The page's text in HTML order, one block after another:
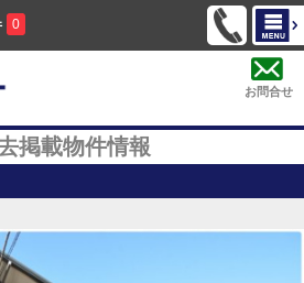
0
お問合せ
掲載物件情報